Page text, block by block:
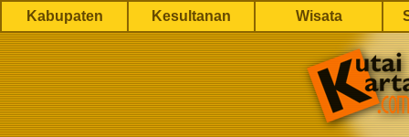
Kabupaten Kesultanan Wisata